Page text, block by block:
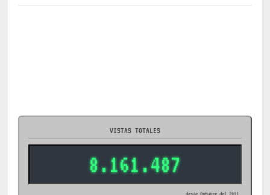
VISTAS TOTALES
8.161.487
desde Octubre del 2011